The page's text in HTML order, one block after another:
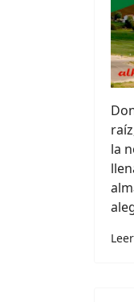
la